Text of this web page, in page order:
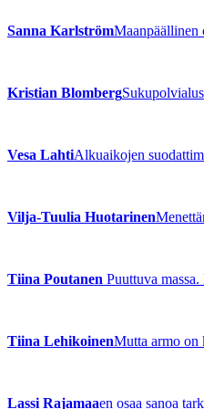
Sanna KarlströmMaanpäällinen
Kristian BlombergSukupolvialus
Vesa LahtiAlkuaikojen
Vilja-Tuulia Huotarinen
Tiina Poutanen Puuttuva
Tiina LehikoinenMutta armo on
Lassi Rajamaaen osaa sanoa